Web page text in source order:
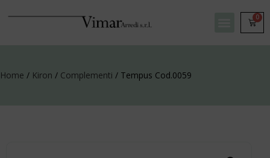
0
Home / Kiron / Complementi / Tempus Cod.0059